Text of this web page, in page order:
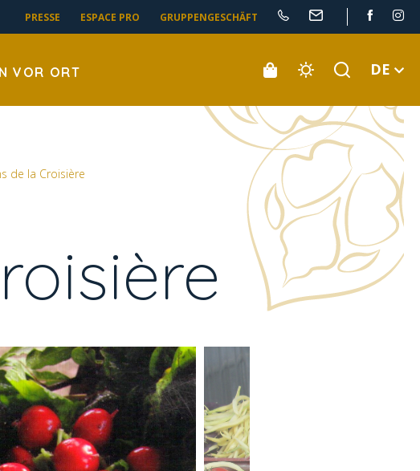
PRESSE ESPACE PRO GRUPPENGESCHÄFT
VOR ORT DE
de la Croisière